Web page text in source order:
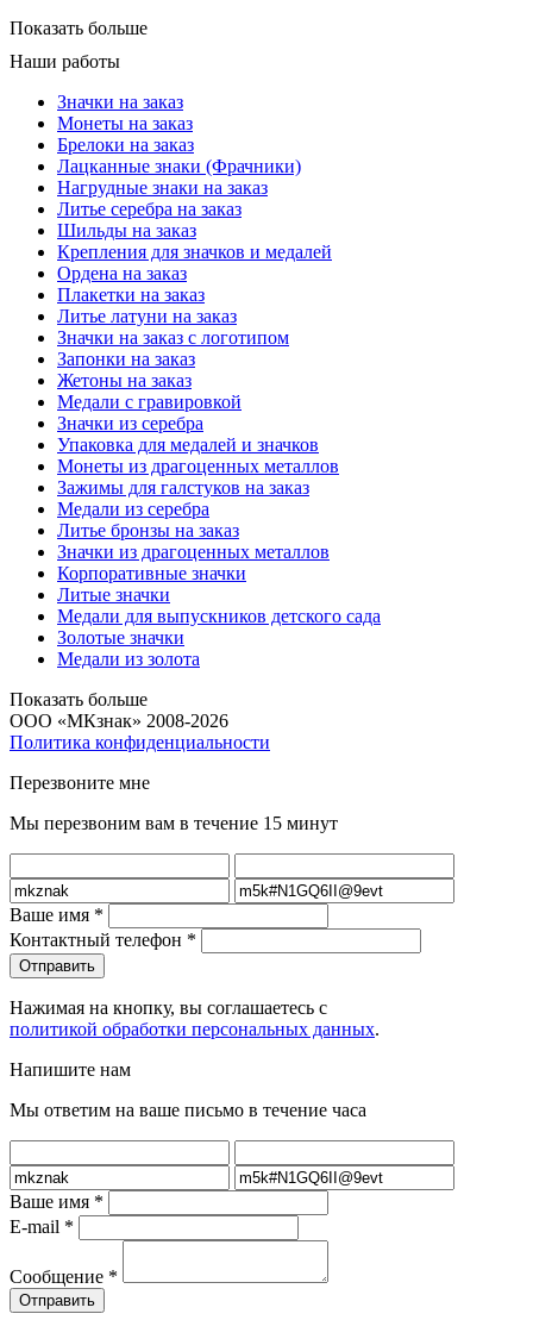
Показать больше
Наши работы
Значки на заказ
Монеты на заказ
Брелоки на заказ
Лацканные знаки (Фрачники)
Нагрудные знаки на заказ
Литье серебра на заказ
Шильды на заказ
Крепления для значков и медалей
Ордена на заказ
Плакетки на заказ
Литье латуни на заказ
Значки на заказ с логотипом
Запонки на заказ
Жетоны на заказ
Медали с гравировкой
Значки из серебра
Упаковка для медалей и значков
Монеты из драгоценных металлов
Зажимы для галстуков на заказ
Медали из серебра
Литье бронзы на заказ
Значки из драгоценных металлов
Корпоративные значки
Литые значки
Медали для выпускников детского сада
Золотые значки
Медали из золота
Показать больше
ООО «МКзнак» 2008-2026
Политика конфиденциальности
Перезвоните мне
Мы перезвоним вам в течение 15 минут
Ваше имя *
Контактный телефон *
Нажимая на кнопку, вы соглашаетесь с
политикой обработки персональных данных.
Напишите нам
Мы ответим на ваше письмо в течение часа
Ваше имя *
E-mail *
Сообщение *